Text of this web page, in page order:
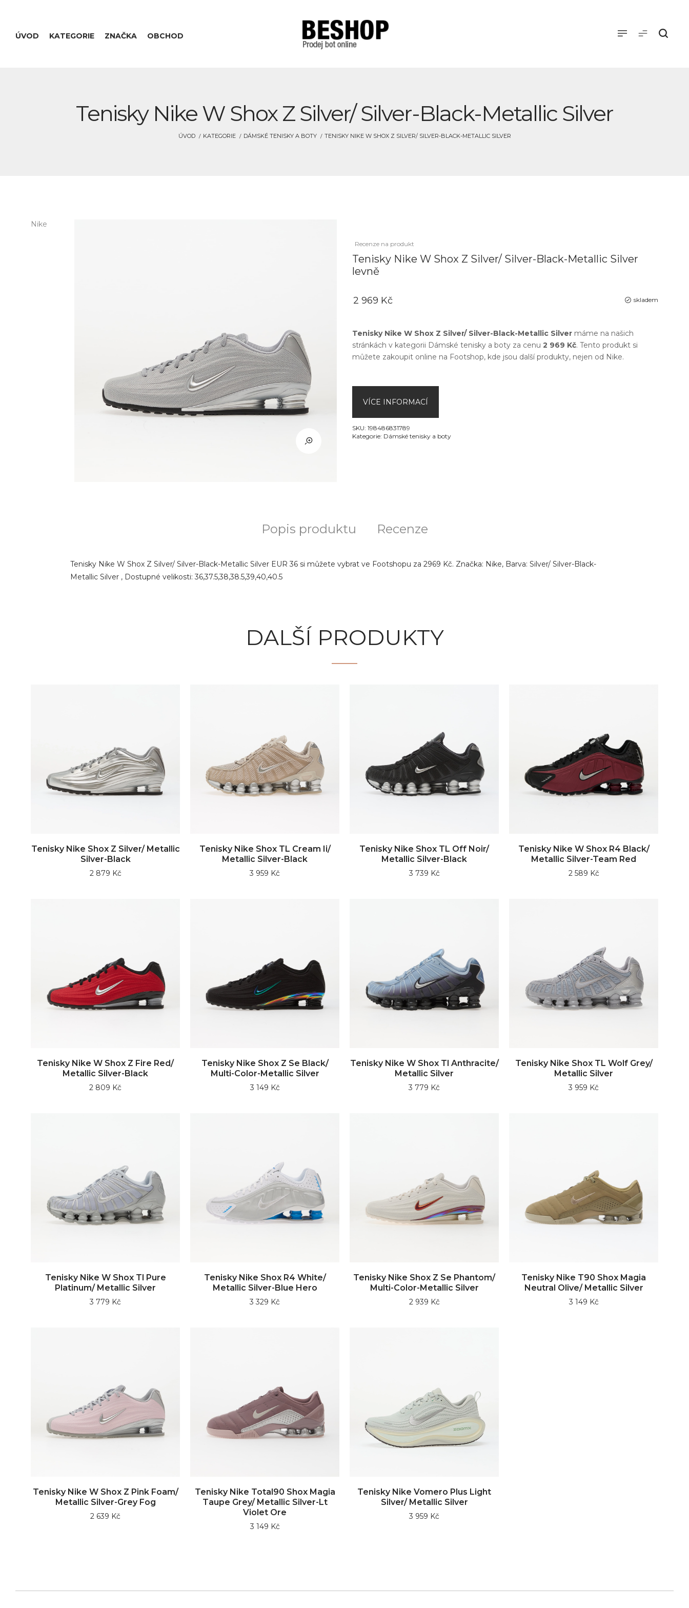
ÚVOD KATEGORIE ZNAČKA OBCHOD
Tenisky Nike W Shox Z Silver/ Silver-Black-Metallic Silver
ÚVOD KATEGORIE DÁMSKÉ TENISKY A BOTY TENISKY NIKE W SHOX Z SILVER/ SILVER-BLACK-METALLIC SILVER
Nike
Recenze na produkt
Tenisky Nike W Shox Z Silver/ Silver-Black-Metallic Silver
levně
skladem
2 969 Kč
Tenisky Nike W Shox Z Silver/ Silver-Black-Metallic Silver máme na našich
stránkách v kategorii Dámské tenisky a boty za cenu 2 969 Kč. Tento produkt si
můžete zakoupit online na Footshop, kde jsou další produkty, nejen od Nike.
VÍCE INFORMACÍ
SKU: 198486831789
Kategorie: Dámské tenisky a boty
Popis produktu Recenze
Tenisky Nike W Shox Z Silver/ Silver-Black-Metallic Silver EUR 36 si můžete vybrat ve Footshopu za 2969 Kč. Značka: Nike, Barva: Silver/ Silver-Black-
Metallic Silver , Dostupné velikosti: 36,37.5,38,38.5,39,40,40.5
DALŠÍ PRODUKTY
Tenisky Nike Shox Z Silver/ Metallic
Silver-Black
2 879 Kč
Tenisky Nike Shox TL Cream Ii/
Metallic Silver-Black
3 959 Kč
Tenisky Nike Shox TL Off Noir/
Metallic Silver-Black
3 739 Kč
Tenisky Nike W Shox R4 Black/
Metallic Silver-Team Red
2 589 Kč
Tenisky Nike W Shox Z Fire Red/
Metallic Silver-Black
2 809 Kč
Tenisky Nike Shox Z Se Black/
Multi-Color-Metallic Silver
3 149 Kč
Tenisky Nike W Shox Tl Anthracite/
Metallic Silver
3 779 Kč
Tenisky Nike Shox TL Wolf Grey/
Metallic Silver
3 959 Kč
Tenisky Nike W Shox Tl Pure
Platinum/ Metallic Silver
3 779 Kč
Tenisky Nike Shox R4 White/
Metallic Silver-Blue Hero
3 329 Kč
Tenisky Nike Shox Z Se Phantom/
Multi-Color-Metallic Silver
2 939 Kč
Tenisky Nike T90 Shox Magia
Neutral Olive/ Metallic Silver
3 149 Kč
Tenisky Nike W Shox Z Pink Foam/
Metallic Silver-Grey Fog
2 639 Kč
Tenisky Nike Total90 Shox Magia
Taupe Grey/ Metallic Silver-Lt
Violet Ore
3 149 Kč
Tenisky Nike Vomero Plus Light
Silver/ Metallic Silver
3 959 Kč